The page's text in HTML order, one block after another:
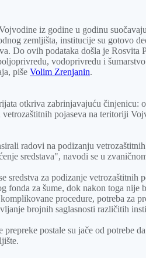
iz godine u godinu suočavaju
zemljišta, institucije su gotovo
Do ovih podataka došla je Rosvita
vodoprivredu i
piše Volim Zrenjanin.
otkriva zabrinjavajuću činjenicu:
pojaseva na teritoriji
radovi na podizanju
sredstava", navodi se u
sredstva za podizanje vetrozaštitnih
fonda za šume, dok nakon toga nije
procedure, potreba za
brojnih saglasnosti različitih
postale su jače od potrebe